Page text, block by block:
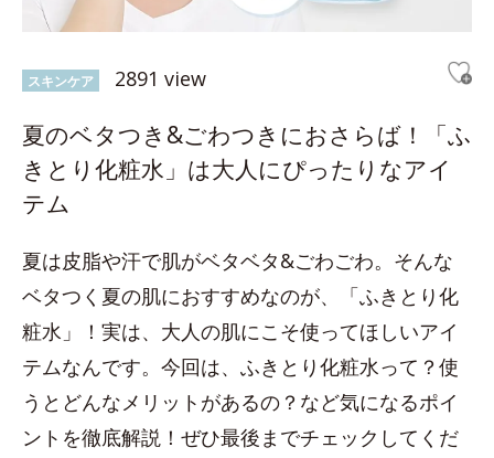
スキンケア 2891 view
夏のベタつき&ごわつきにおさらば！「ふ
きとり化粧水」は大人にぴったりなアイ
テム
夏は皮脂や汗で肌がベタベタ&ごわごわ。そんな
ベタつく夏の肌におすすめなのが、「ふきとり化
粧水」！実は、大人の肌にこそ使ってほしいアイ
テムなんです。今回は、ふきとり化粧水って？使
うとどんなメリットがあるの？など気になるポイ
ントを徹底解説！ぜひ最後までチェックしてくだ